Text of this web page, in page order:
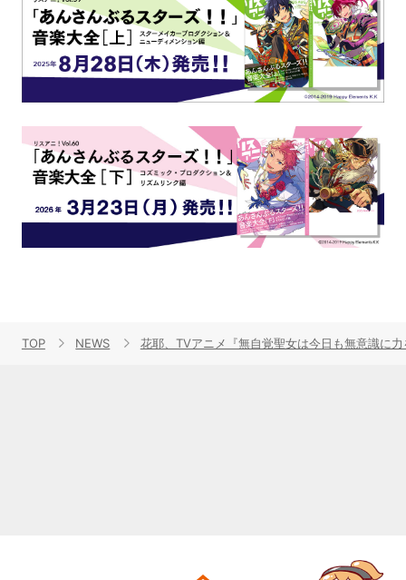
TOP NEWS 花耶、TVアニメ『無自覚聖女は今日も無意識に